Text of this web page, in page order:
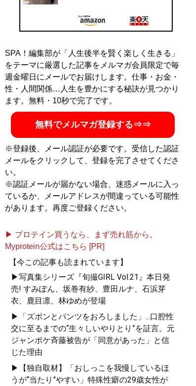
SPA！編集部が「人生後半を賢く楽しく生きる」
をテーマに厳選した記事をメルマガ会員限定で毎
週金曜日にメールでお届けします。仕事・お金・
性・人間関係…人生を豊かにする秘訣が見つかり
ます。無料・10秒で完了です。
無料でメルマガ登録する⇒⇒
※登録後、メール認証が必要です。受信した認証
メールをクリックして、登録を完了させてくださ
い。
※認証メールが届かない場合、迷惑メールに入っ
ているか、メールアドレスが間違っている可能性
があります。再度ご登録ください。
▶ プロテイン買うなら、まず売れ筋から。
Myprotein公式はこちら [PR]
【今この記事も読まれています】
▶写真集シリーズ『旬撮GIRL Vol.21』本日発
売! すみぽん、坂巻有紗、豊田ルナ、石浜芽
衣、鹿目凛、林ゆめが登場
▶「ズボンとパンツをおろしました」...口腔性
交に至るまでの“生々しいやりとり”を証言。元
ジャンポケ斉藤被告が「同意があった」と信
じた理由
▶【独自取材】「おしっこを我慢しているほ
うが“当たり”やすい」特殊性癖の29歳女性が